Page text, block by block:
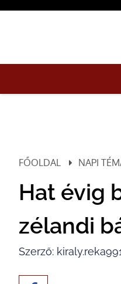
FŐOLDAL NAPI
Hat évig
zélandi
Szerző: